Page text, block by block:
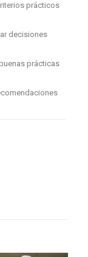
prácticos
decisiones
prácticas